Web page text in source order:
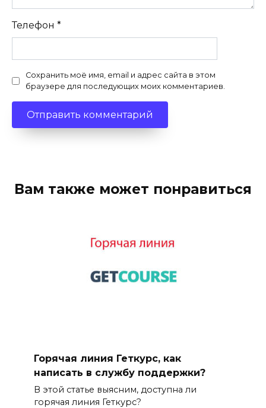
Телефон *
Сохранить моё имя, email и адрес сайта в этом
браузере для последующих моих комментариев.
Вам также может понравиться
Горячая линия Геткурс, как
написать в службу поддержки?
В этой статье выясним, доступна ли
горячая линия Геткурс?